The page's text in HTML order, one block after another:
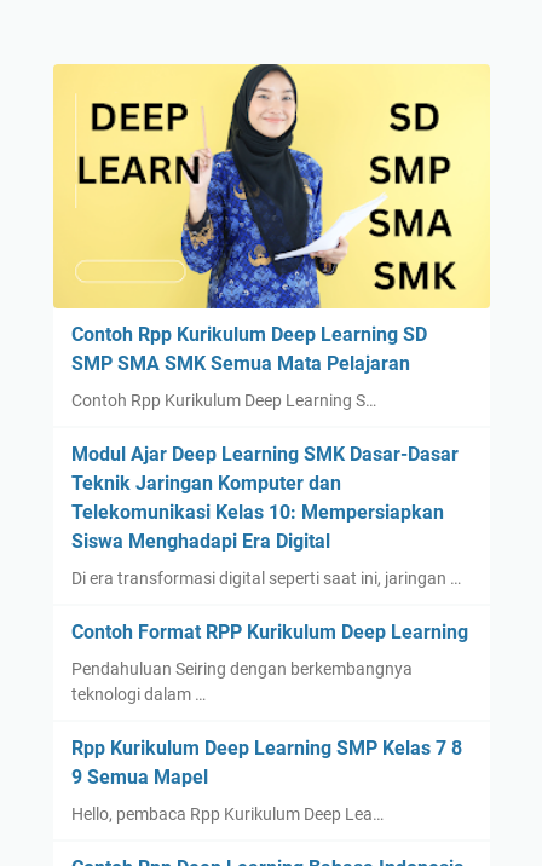
Contoh Rpp Kurikulum Deep Learning SD
SMP SMA SMK Semua Mata Pelajaran
Contoh Rpp Kurikulum Deep Learning S…
Modul Ajar Deep Learning SMK Dasar-Dasar
Teknik Jaringan Komputer dan
Telekomunikasi Kelas 10: Mempersiapkan
Siswa Menghadapi Era Digital
Di era transformasi digital seperti saat ini, jaringan …
Contoh Format RPP Kurikulum Deep Learning
Pendahuluan Seiring dengan berkembangnya
teknologi dalam …
Rpp Kurikulum Deep Learning SMP Kelas 7 8
9 Semua Mapel
Hello, pembaca Rpp Kurikulum Deep Lea…